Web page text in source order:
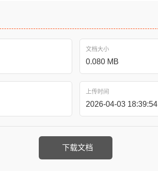
文档大小
0.080 MB
上传时间
2026-04-03 18:39:54
下载文档